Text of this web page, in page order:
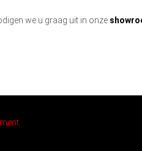
we u graag uit in onze